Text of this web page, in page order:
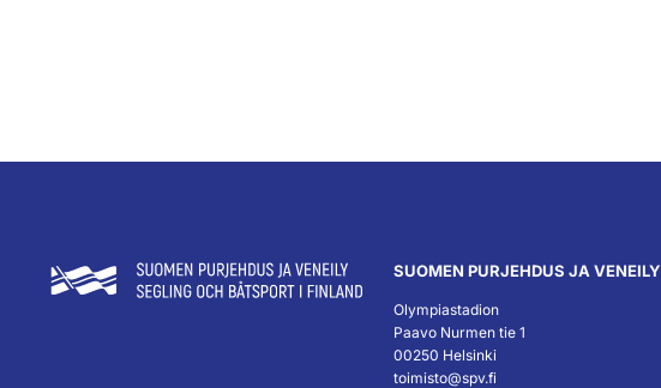
SUOMEN PURJEHDUS JA VENEILY
Olympiastadion
Paavo Nurmen tie 1
00250 Helsinki
toimisto@spv.fi